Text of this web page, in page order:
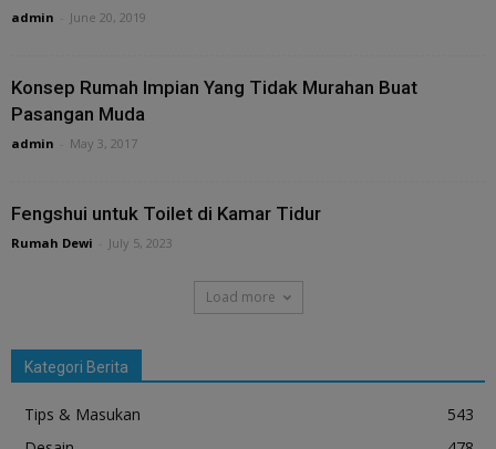
admin June 20, 2019
Konsep Rumah Impian Yang Tidak Murahan Buat
Pasangan Muda
admin May 3, 2017
Fengshui untuk Toilet di Kamar Tidur
Rumah Dewi July 5, 2023
Load more
Kategori Berita
Tips & Masukan
543